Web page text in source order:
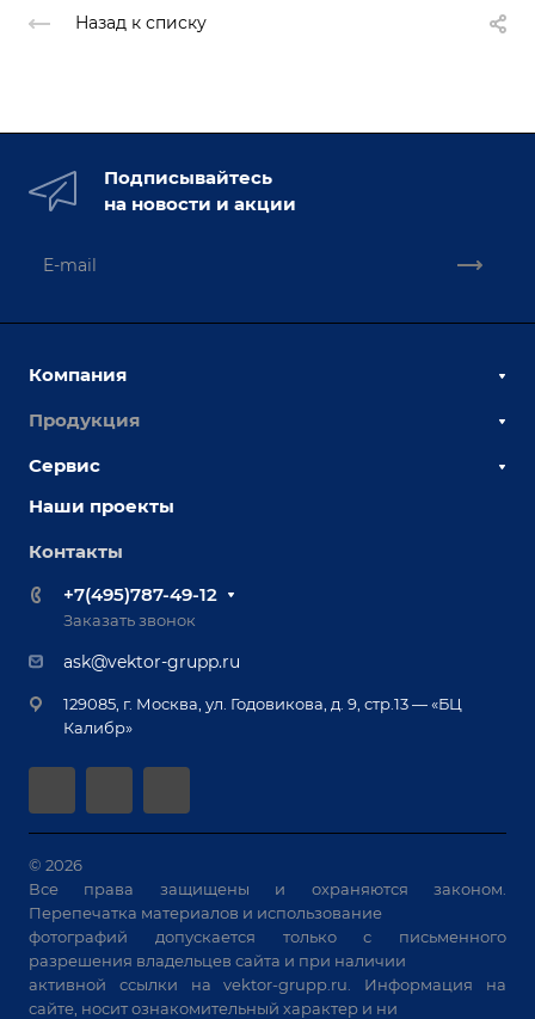
Назад к списку
Подписывайтесь
на новости и акции
Компания
О компании
Выставки и мероприятия
Вопрос ответ
Реквизиты
Документы
Продукция
Сборочно-сварочные столы
Оснастка для сварочных столов
Оборудование для приварки крепежа
Приварной крепеж
Специализированные решения для сварки
Позиционеры и вращатели
Машины контактной сварки
Универсальные зажимы
Системы аспирации
Станки лазерной резки
Решения для учебных заведений
Сервис
Сервисное обслуживание
Обучение
Лизинг
Гарантия
автоматизации
Наши проекты
Контакты
+7(495)787-49-12
Заказать звонок
ask@vektor-grupp.ru
129085, г. Москва, ул. Годовикова, д. 9, стр.13 — «БЦ
Калибр»
© 2026
Все права защищены и охраняются законом.
Перепечатка материалов и использование
фотографий допускается только с письменного
разрешения владельцев сайта и при наличии
активной ссылки наvektor-grupp.ru . Информация на
сайте, носит ознакомительный характер и ни